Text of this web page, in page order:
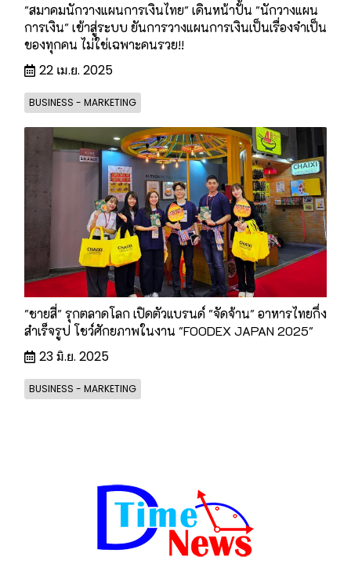
"สมาคมนักวางแผนการเงินไทย" เดินหน้าปั้น "นักวางแผน
การเงิน" เข้าสู่ระบบ ยันการวางแผนการเงินเป็นเรื่องจำเป็น
ของทุกคน ไม่ใช่เฉพาะคนรวย!!
22 เม.ย. 2025
BUSINESS - MARKETING
"ชายสี่" รุกตลาดโลก เปิดตัวแบรนด์ "จัดจ้าน" อาหารไทยกึ่ง
สำเร็จรูป โชว์ศักยภาพในงาน "FOODEX JAPAN 2025"
23 มิ.ย. 2025
BUSINESS - MARKETING